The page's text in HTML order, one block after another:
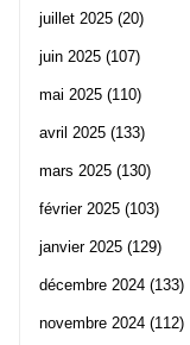
juillet 2025 (20)
juin 2025 (107)
mai 2025 (110)
avril 2025 (133)
mars 2025 (130)
février 2025 (103)
janvier 2025 (129)
décembre 2024 (133)
novembre 2024 (112)